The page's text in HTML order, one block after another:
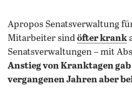
Apropos Senatsverwaltung
Mitarbeiter sind öfter krank
Senatsverwaltungen – mit
Anstieg von Kranktagen gab
vergangenen Jahren aber